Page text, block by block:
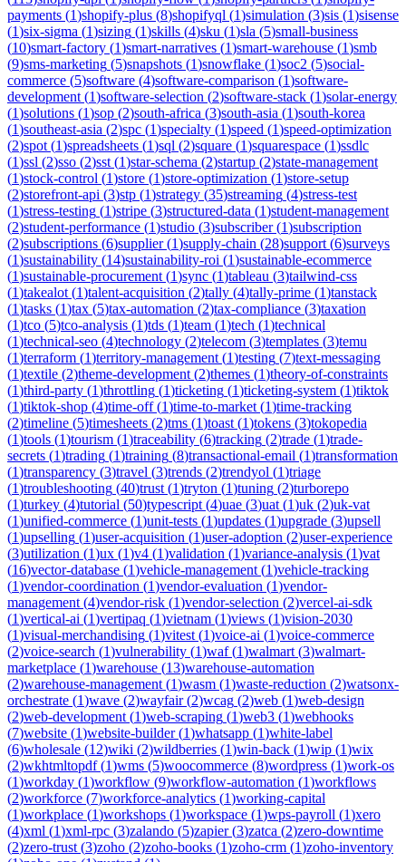
payments (1)shopify-plus (8)shopifyql (1)simulation (3)sis (1)sisense
(1)six-sigma (1)sizing (1)skills (4)sku (1)sla (5)small-business
(10)smart-factory (1)smart-narratives (1)smart-warehouse (1)smb
(9)sms-marketing (5)snapshots (1)snowflake (1)soc2 (5)social-
commerce (5)software (4)software-comparison (1)software-
development (1)software-selection (2)software-stack (1)solar-energy
(1)solutions (1)sop (2)south-africa (3)south-asia (1)south-korea
(1)southeast-asia (2)spc (1)specialty (1)speed (1)speed-optimization
(2)spot (1)spreadsheets (1)sql (2)square (1)squarespace (1)ssdlc
(1)ssl (2)sso (2)sst (1)star-schema (2)startup (2)state-management
(1)stock-control (1)store (1)store-optimization (1)store-setup
(2)storefront-api (3)stp (1)strategy (35)streaming (4)stress-test
(1)stress-testing (1)stripe (3)structured-data (1)student-management
(2)student-performance (1)studio (3)subscriber(1)subscription
(2)subscriptions (6)supplier(1)supply-chain (28)support (6)surveys
(1)sustainability (14)sustainability-roi (1)sustainable-ecommerce
(1)sustainable-procurement (1)sync (1)tableau (3)tailwind-css
(1)takealot (1)talent-acquisition (2)tally (4)tally-prime (1)tanstack
(1)tasks (1)tax (5)tax-automation (2)tax-compliance (3)taxation
(1)tco (5)tco-analysis (1)tds (1)team (1)tech (1)technical
(1)technical-seo (4)technology (2)telecom (3)templates (3)temu
(1)terraform (1)territory-management (1)testing (7)text-messaging
(1)textile (2)theme-development (2)themes (1)theory-of-constraints
(1)third-party (1)throttling (1)ticketing (1)ticketing-system (1)tiktok
(1)tiktok-shop (4)time-off(1)time-to-market (1)time-tracking
(2)timeline (5)timesheets (2)tms (1)toast (1)tokens (3)tokopedia
(1)tools (1)tourism (1)traceability (6)tracking (2)trade (1)trade-
secrets (1)trading (1)training (8)transactional-email (1)transformation
(1)transparency (3)travel (3)trends (2)trendyol (1)triage
(1)troubleshooting (40)trust (1)tryton (1)tuning (2)turborepo
(1)turkey (4)tutorial (50)typescript (4)uae (3)uat (1)uk (2)uk-vat
(1)unified-commerce (1)unit-tests (1)updates (1)upgrade (3)upsell
(1)upselling (1)user-acquisition (1)user-adoption (2)user-experience
(3)utilization (1)ux (1)v4 (1)validation (1)variance-analysis (1)vat
(16)vector-database (1)vehicle-management (1)vehicle-tracking
(1)vendor-coordination (1)vendor-evaluation (1)vendor-
management (4)vendor-risk (1)vendor-selection (2)vercel-ai-sdk
(1)vertical-ai (1)vertipaq (1)vietnam (1)views (1)vision-2030
(1)visual-merchandising (1)vitest (1)voice-ai (1)voice-commerce
(2)voice-search (1)vulnerability (1)waf(1)walmart (3)walmart-
marketplace (1)warehouse (13)warehouse-automation
(2)warehouse-management (1)wasm (1)waste-reduction (2)watsonx-
orchestrate (1)wave (2)wayfair(2)wcag (2)web (1)web-design
(2)web-development (1)web-scraping (1)web3 (1)webhooks
(7)website (1)website-builder(1)whatsapp (1)white-label
(6)wholesale (12)wiki (2)wildberries (1)win-back (1)wip (1)wix
(2)wkhtmltopdf(1)wms (5)woocommerce (8)wordpress (1)work-os
(1)workday (1)workflow (9)workflow-automation (1)workflows
(2)workforce (7)workforce-analytics (1)working-capital
(1)workplace (1)workshops (1)workspace (1)wps-payroll (1)xero
(4)xml (1)xml-rpc (3)zalando (5)zapier(3)zatca (2)zero-downtime
(2)zero-trust (3)zoho (2)zoho-books (1)zoho-crm (1)zoho-inventory